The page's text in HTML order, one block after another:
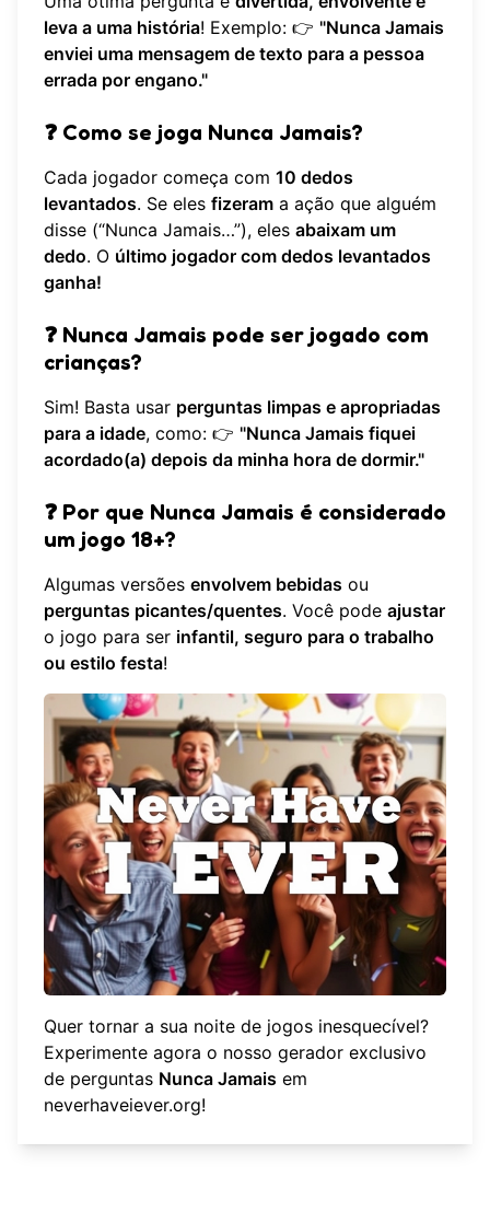
leva a uma história! Exemplo: 👉 "Nunca Jamais
enviei uma mensagem de texto para a pessoa
errada por engano."
❓ Como se joga Nunca Jamais?
Cada jogador começa com 10 dedos
levantados. Se eles fizeram a ação que alguém
disse (“Nunca Jamais…”), eles abaixam um
dedo. O último jogador com dedos levantados
ganha!
❓ Nunca Jamais pode ser jogado com
crianças?
Sim! Basta usar perguntas limpas e apropriadas
para a idade, como: 👉 "Nunca Jamais fiquei
acordado(a) depois da minha hora de dormir."
❓ Por que Nunca Jamais é considerado
um jogo 18+?
Algumas versões envolvem bebidas ou
perguntas picantes/quentes. Você pode ajustar
o jogo para ser infantil, seguro para o trabalho
ou estilo festa!
Quer tornar a sua noite de jogos inesquecível?
Experimente agora o nosso gerador exclusivo
de perguntas Nunca Jamais em
neverhaveiever.org!